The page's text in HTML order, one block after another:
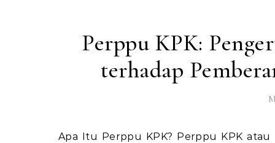
Perppu KPK:
terhadap
Apa Itu Perppu KPK? Perppu KPK atau Peraturan Pemerintah Pengganti Undang-Undang Komisi